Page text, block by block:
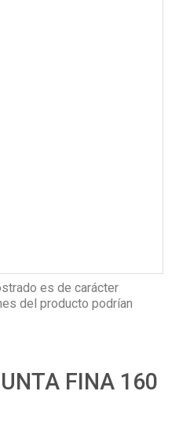
es de carácter
del producto podrían
FINA 160